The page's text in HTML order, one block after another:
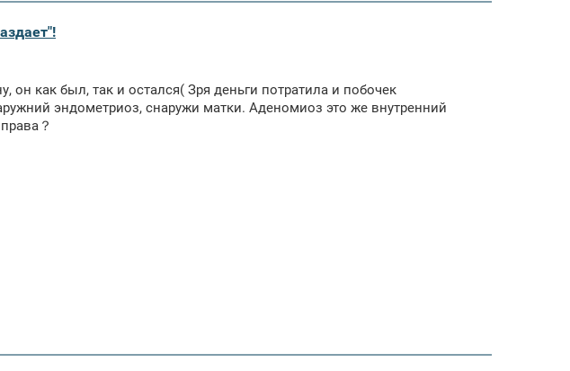
как был, так и остался( Зря деньги потратила и побочек
эндометриоз, снаружи матки. Аденомиоз это же внутренний
？